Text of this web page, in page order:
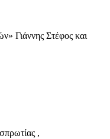
Γιάννης Στέφος και
,